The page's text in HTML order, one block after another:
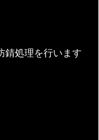
錆処理を行います